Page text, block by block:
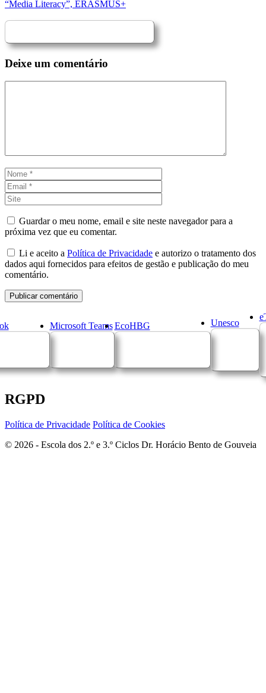
“Media Literacy”, ERASMUS+
Deixe um comentário
Nome
Guardar o meu nome, email e site neste navegador para a
próxima vez que eu comentar.
Li e aceito a Política de Privacidade e autorizo o tratamento dos
dados aqui fornecidos para efeitos de gestão e publicação do meu
comentário.
Microsoft Teams EcoHBG Unesco
RGPD
Política de Privacidade Política de Cookies
© 2026 - Escola dos 2.º e 3.º Ciclos Dr. Horácio Bento de Gouveia